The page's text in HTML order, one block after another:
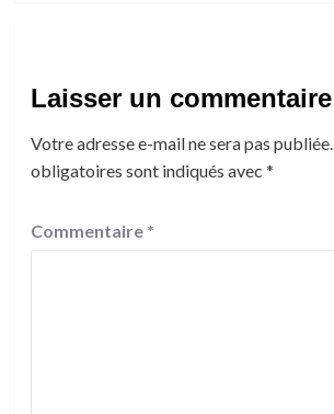
Laisser un commentaire
Votre adresse e-mail ne sera pas publiée.
obligatoires sont indiqués avec *
Commentaire *